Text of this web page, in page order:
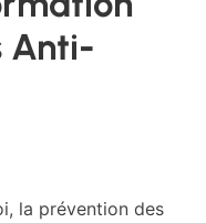
Anti-
la prévention des